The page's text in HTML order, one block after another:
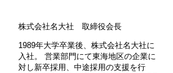
株式会社名大社 取締役会長
1989年大学卒業後、株式会社名大社に
入社。 営業部門にて東海地区の企業に
対し新卒採用、中途採用の支援を行